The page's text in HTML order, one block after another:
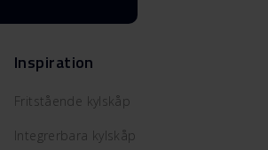
Inspiration
Fritstående kylskåp
Integrerbara kylskåp